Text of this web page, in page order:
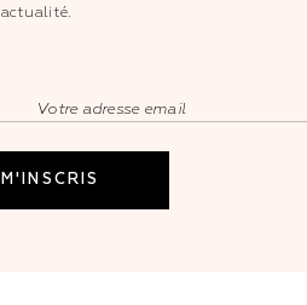
actualité.